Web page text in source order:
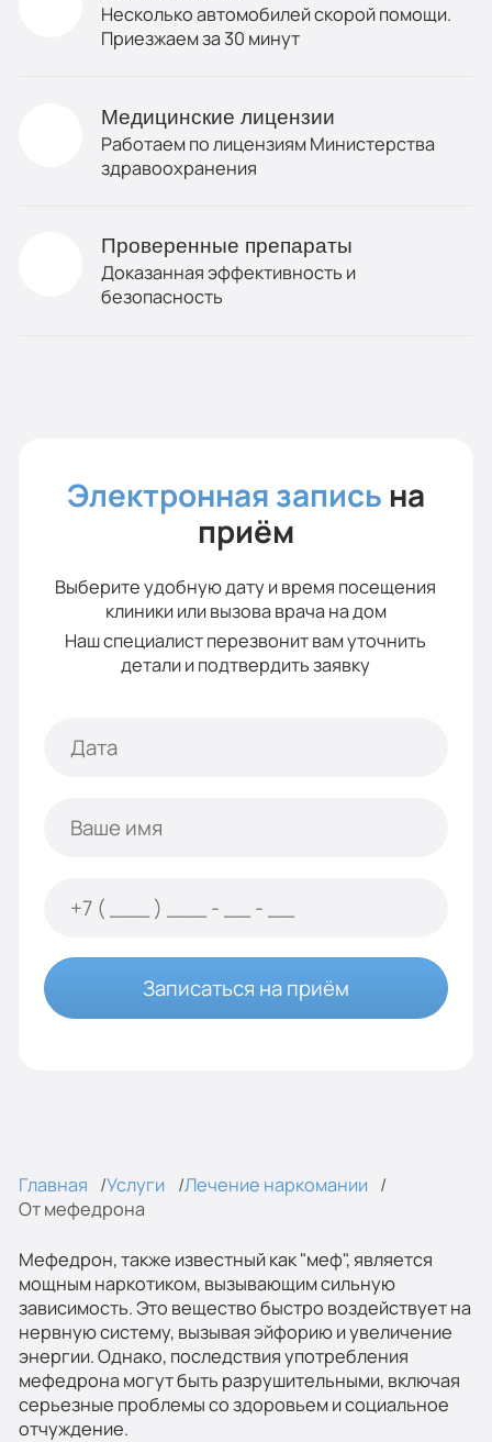
Несколько автомобилей скорой помощи.
Приезжаем за 30 минут
Медицинские лицензии
Работаем по лицензиям Министерства
здравоохранения
Проверенные препараты
Доказанная эффективность и
безопасность
Электронная запись на
приём
Выберите удобную дату и время посещения
клиники или вызова врача на дом
Наш специалист перезвонит вам уточнить
детали и подтвердить заявку
Записаться на приём
Главная Услуги
Лечение наркомании
От мефедрона
Мефедрон, также известный как "меф", является
мощным наркотиком, вызывающим сильную
зависимость. Это вещество быстро воздействует на
нервную систему, вызывая эйфорию и увеличение
энергии. Однако, последствия употребления
мефедрона могут быть разрушительными, включая
серьезные проблемы со здоровьем и социальное
отчуждение.